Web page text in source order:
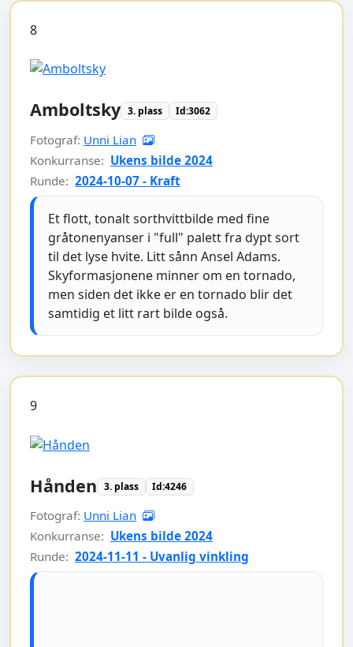
8
Amboltsky 3. plass Id:3062
Fotograf: Unni Lian
Konkurranse: Ukens bilde 2024
Runde: 2024-10-07 - Kraft
Et flott, tonalt sorthvittbilde med fine
gråtonenyanser i "full" palett fra dypt sort
til det lyse hvite. Litt sånn Ansel Adams.
Skyformasjonene minner om en tornado,
men siden det ikke er en tornado blir det
samtidig et litt rart bilde også.
9
Hånden 3. plass Id:4246
Fotograf: Unni Lian
Konkurranse: Ukens bilde 2024
Runde: 2024-11-11 - Uvanlig vinkling